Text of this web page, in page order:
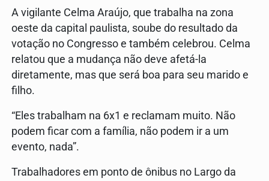
A vigilante Celma Araújo, que trabalha na zona
oeste da capital paulista, soube do resultado da
votação no Congresso e também celebrou. Celma
relatou que a mudança não deve afetá-la
diretamente, mas que será boa para seu marido e
filho.
“Eles trabalham na 6x1 e reclamam muito. Não
podem ficar com a família, não podem ir a um
evento, nada”.
Trabalhadores em ponto de ônibus no Largo da